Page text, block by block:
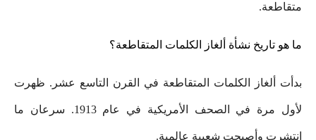
متقاطعة.
ما هو تاريخ نشأة ألغاز الكلمات المتقاطعة؟
بدأت ألغاز الكلمات المتقاطعة في القرن التاسع عشر. ظهرت
لأول مرة في الصحف الأمريكية في عام 1913. سرعان ما
انتشرت وأصبحت شعبية عالمية.